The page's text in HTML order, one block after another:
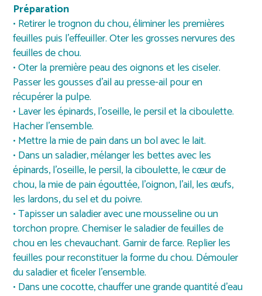
Préparation
• Retirer le trognon du chou, éliminer les premières
feuilles puis l’effeuiller. Oter les grosses nervures des
feuilles de chou.
• Oter la première peau des oignons et les ciseler.
Passer les gousses d’ail au presse-ail pour en
récupérer la pulpe.
• Laver les épinards, l’oseille, le persil et la ciboulette.
Hacher l’ensemble.
• Mettre la mie de pain dans un bol avec le lait.
• Dans un saladier, mélanger les bettes avec les
épinards, l’oseille, le persil, la ciboulette, le cœur de
chou, la mie de pain égouttée, l’oignon, l’ail, les œufs,
les lardons, du sel et du poivre.
• Tapisser un saladier avec une mousseline ou un
torchon propre. Chemiser le saladier de feuilles de
chou en les chevauchant. Garnir de farce. Replier les
feuilles pour reconstituer la forme du chou. Démouler
du saladier et ficeler l’ensemble.
• Dans une cocotte, chauffer une grande quantité d’eau